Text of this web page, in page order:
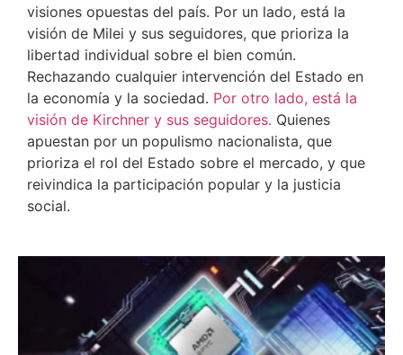
visiones opuestas del país. Por un lado, está la
visión de Milei y sus seguidores, que prioriza la
libertad individual sobre el bien común.
Rechazando cualquier intervención del Estado en
la economía y la sociedad. Por otro lado, está la
visión de Kirchner y sus seguidores. Quienes
apuestan por un populismo nacionalista, que
prioriza el rol del Estado sobre el mercado, y que
reivindica la participación popular y la justicia
social.